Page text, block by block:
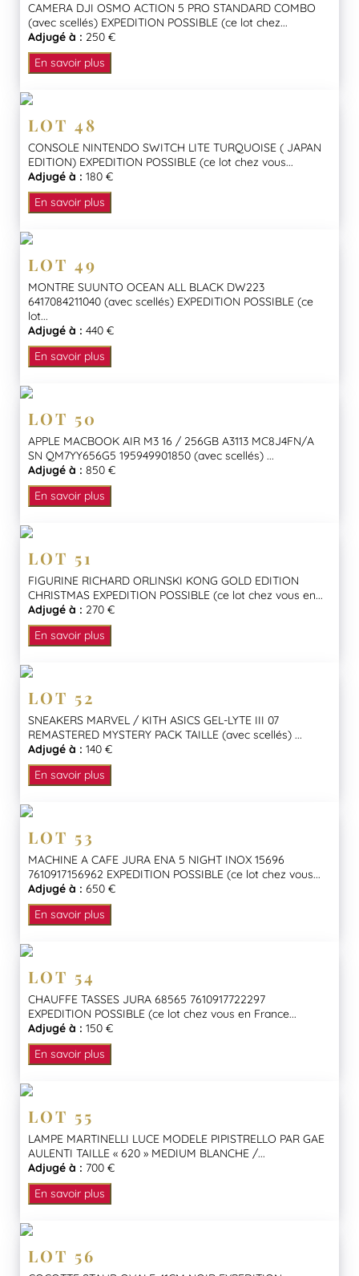
CAMERA DJI OSMO ACTION 5 PRO STANDARD COMBO
(avec scellés) EXPEDITION POSSIBLE (ce lot chez...
Adjugé à : 250 €
En savoir plus
LOT 48
CONSOLE NINTENDO SWITCH LITE TURQUOISE ( JAPAN
EDITION) EXPEDITION POSSIBLE (ce lot chez vous...
Adjugé à : 180 €
En savoir plus
LOT 49
MONTRE SUUNTO OCEAN ALL BLACK DW223
6417084211040 (avec scellés) EXPEDITION POSSIBLE (ce
lot...
Adjugé à : 440 €
En savoir plus
LOT 50
APPLE MACBOOK AIR M3 16 / 256GB A3113 MC8J4FN/A
SN QM7YY656G5 195949901850 (avec scellés) ...
Adjugé à : 850 €
En savoir plus
LOT 51
FIGURINE RICHARD ORLINSKI KONG GOLD EDITION
CHRISTMAS EXPEDITION POSSIBLE (ce lot chez vous en...
Adjugé à : 270 €
En savoir plus
LOT 52
SNEAKERS MARVEL / KITH ASICS GEL-LYTE III 07
REMASTERED MYSTERY PACK TAILLE (avec scellés) ...
Adjugé à : 140 €
En savoir plus
LOT 53
MACHINE A CAFE JURA ENA 5 NIGHT INOX 15696
7610917156962 EXPEDITION POSSIBLE (ce lot chez vous...
Adjugé à : 650 €
En savoir plus
LOT 54
CHAUFFE TASSES JURA 68565 7610917722297
EXPEDITION POSSIBLE (ce lot chez vous en France...
Adjugé à : 150 €
En savoir plus
LOT 55
LAMPE MARTINELLI LUCE MODELE PIPISTRELLO PAR GAE
AULENTI TAILLE « 620 » MEDIUM BLANCHE /...
Adjugé à : 700 €
En savoir plus
LOT 56